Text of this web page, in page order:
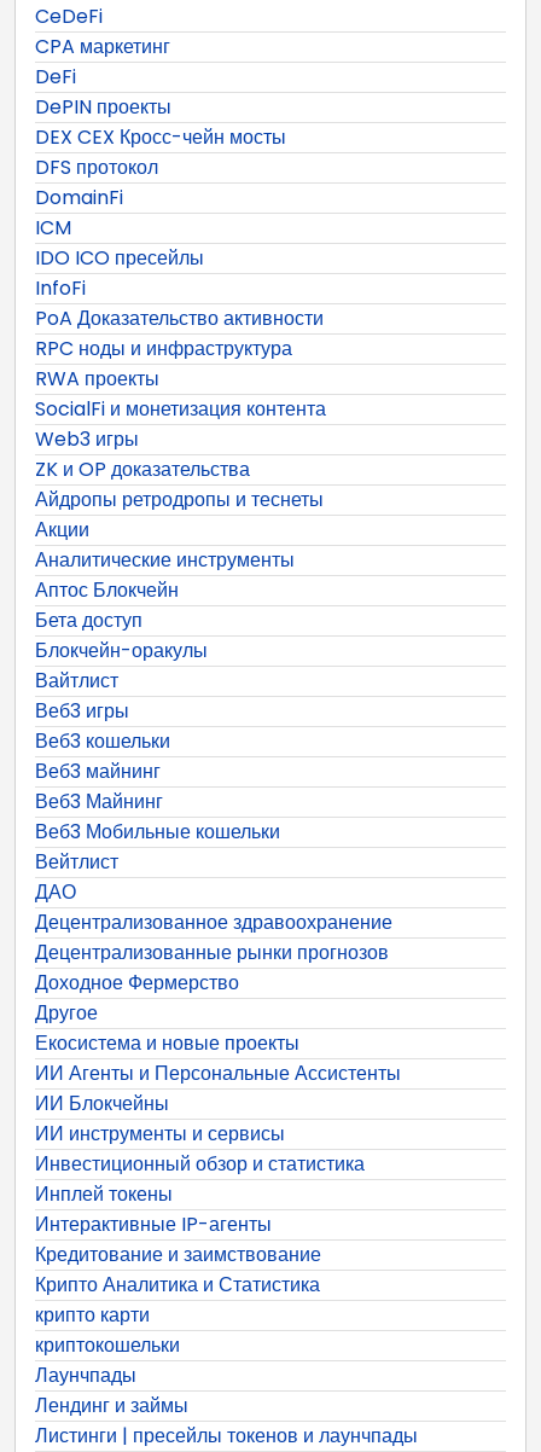
CeDeFi
CPA маркетинг
DeFi
DePIN проекты
DEX CEX Кросс-чейн мосты
DFS протокол
DomainFi
ICM
IDO ICO пресейлы
InfoFi
PoA Доказательство активности
RPC ноды и инфраструктура
RWA проекты
SocialFi и монетизация контента
Web3 игры
ZK и OP доказательства
Айдропы ретродропы и теснеты
Акции
Аналитические инструменты
Аптос Блокчейн
Бета доступ
Блокчейн-оракулы
Вайтлист
Веб3 игры
Веб3 кошельки
Веб3 майнинг
Веб3 Майнинг
Веб3 Мобильные кошельки
Вейтлист
ДАО
Децентрализованное здравоохранение
Децентрализованные рынки прогнозов
Доходное Фермерство
Другое
Екосистема и новые проекты
ИИ Агенты и Персональные Ассистенты
ИИ Блокчейны
ИИ инструменты и сервисы
Инвестиционный обзор и статистика
Инплей токены
Интерактивные IP-агенты
Кредитование и заимствование
Крипто Аналитика и Статистика
крипто карти
криптокошельки
Лаунчпады
Лендинг и займы
Листинги | пресейлы токенов и лаунчпады